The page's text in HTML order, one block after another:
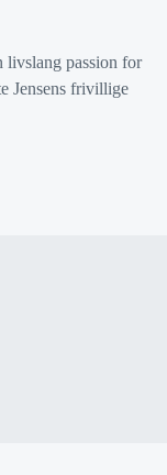
passion for
Jensens frivillige